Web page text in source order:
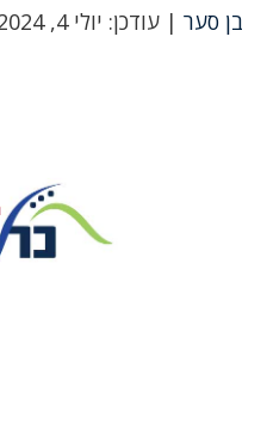
בן סער | עודכן: יולי 4, 2024